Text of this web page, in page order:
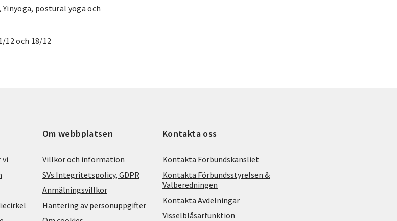
postural yoga och
12 och 18/12
vi
Om webbplatsen
Villkor och information
SVs Integritetspolicy, GDPR
Anmälningsvillkor
Hantering av personuppgifter
Kontakta oss
Kontakta Förbundskansliet
Kontakta Förbundsstyrelsen &
Valberedningen
Kontakta Avdelningar
Visselblåsarfunktion